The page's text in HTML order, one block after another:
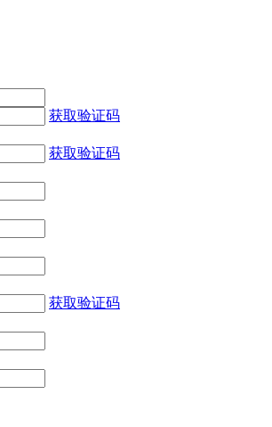
获取验证码
获取验证码
获取验证码